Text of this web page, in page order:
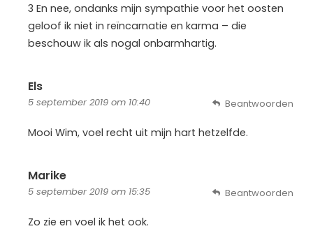
3 En nee, ondanks mijn sympathie voor het oosten
geloof ik niet in reïncarnatie en karma – die
beschouw ik als nogal onbarmhartig.
Els
5 september 2019 om 10:40
Mooi Wim, voel recht uit mijn hart hetzelfde.
Beantwoorden
Marike
5 september 2019 om 15:35
Zo zie en voel ik het ook.
Beantwoorden